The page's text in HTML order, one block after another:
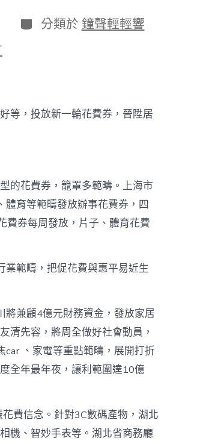
分
類
分類於 鐘聲輕輕響
等，投放新一輪花費券，晉陞居
的花費券，籠罩多範疇。上海市
育等範疇發放辦事花費券，四
費券每周發放，片子、體育花費
業範疇，把促花費與惠平易近生
將兼顧4億元財務資金，發放家居
清先容，將周全做好社會動員，
、家電等重點範疇，展開打折
全年最年夜，讓利範圍達10億
費信念。針對3C數碼產物，湖北
機、智妙手表等。湖北省商務廳